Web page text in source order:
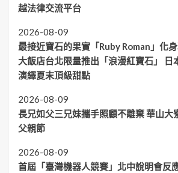
越法律交流平台
2026-08-09
最接近寶石的果實「Ruby Roman」化
大飯店台北限量推出「浪漫紅寶石」 日
演繹夏末頂級甜點
2026-08-09
長兄如父三兄妹攜手照顧不離棄 華山大
父親節
2026-08-09
首屆「臺灣機器人競賽」北中說明會反